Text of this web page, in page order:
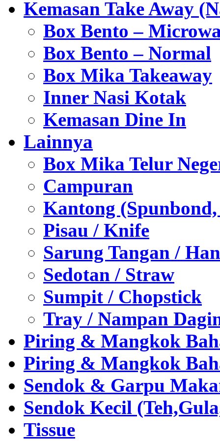
Kemasan Take Away
Box Bento –
Box Bento – Normal
Box Mika Takeaway
Inner Nasi Kotak
Kemasan Dine In
Lainnya
Box Mika Telur
Campuran
Kantong
Pisau / Knife
Sarung Tangan /
Sedotan / Straw
Sumpit / Chopstick
Tray / Nampan
Piring & Mangkok
Piring & Mangkok
Sendok & Garpu
Sendok Kecil
Tissue